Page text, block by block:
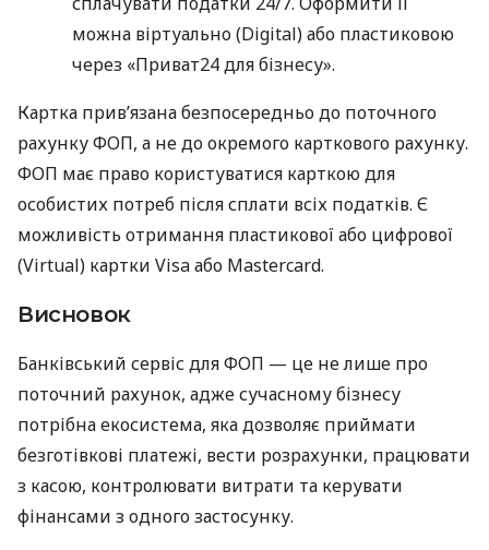
можна віртуально (Digital) або пластиковою
через «Приват24 для бізнесу».
Картка прив’язана безпосередньо до поточного
рахунку ФОП, а не до окремого карткового рахунку.
ФОП має право користуватися карткою для
особистих потреб після сплати всіх податків. Є
можливість отримання пластикової або цифрової
(Virtual) картки Visa або Mastercard.
Висновок
Банківський сервіс для ФОП — це не лише про
поточний рахунок, адже сучасному бізнесу
потрібна екосистема, яка дозволяє приймати
безготівкові платежі, вести розрахунки, працювати
з касою, контролювати витрати та керувати
фінансами з одного застосунку.